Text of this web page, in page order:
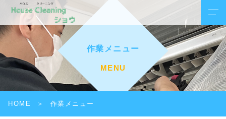
作業メニュー
MENU
HOME 作業メニュー